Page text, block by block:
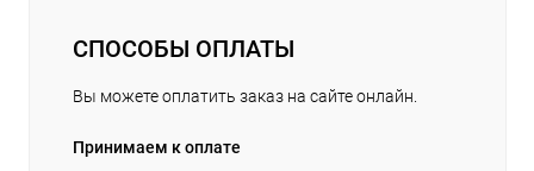
СПОСОБЫ ОПЛАТЫ
Вы можете оплатить заказ на сайте онлайн.
Принимаем к оплате